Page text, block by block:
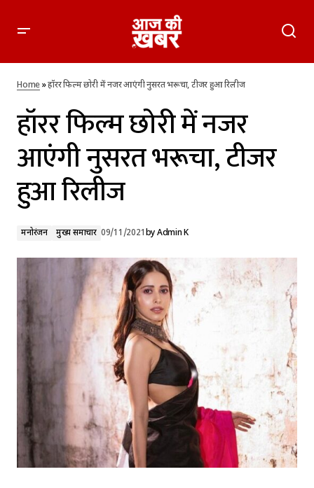
हॉरर फिल्म छोरी में नजर आएंगी नुसरत भरूचा, टीजर हुआ रिलीज
Home»हॉरर फिल्म छोरी में नजर आएंगी नुसरत भरूचा, टीजर हुआ रिलीज
हॉरर फिल्म छोरी में नजर
आएंगी नुसरत भरूचा, टीजर
हुआ रिलीज
मनोरंजन मुख्य समाचार 09/11/2021byAdmin K